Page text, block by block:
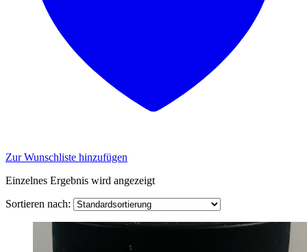
Zur Wunschliste hinzufügen
Einzelnes Ergebnis wird angezeigt
Sortieren nach: